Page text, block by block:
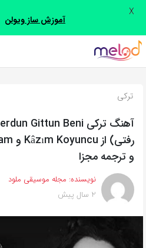
اشتراک
با
از
روش‌های
زیر
می‌توانید
صفحه
را
با
ترکی
و ترجمه مجزا
نویسنده: مجله موسیقی ملود
2 سال پیش
آموزش ساز ویولن
X